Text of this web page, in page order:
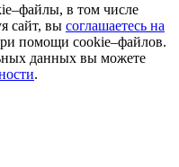
в том числе
сайт, вы соглашаетесь на
помощи cookie–файлов.
данных вы можете
.